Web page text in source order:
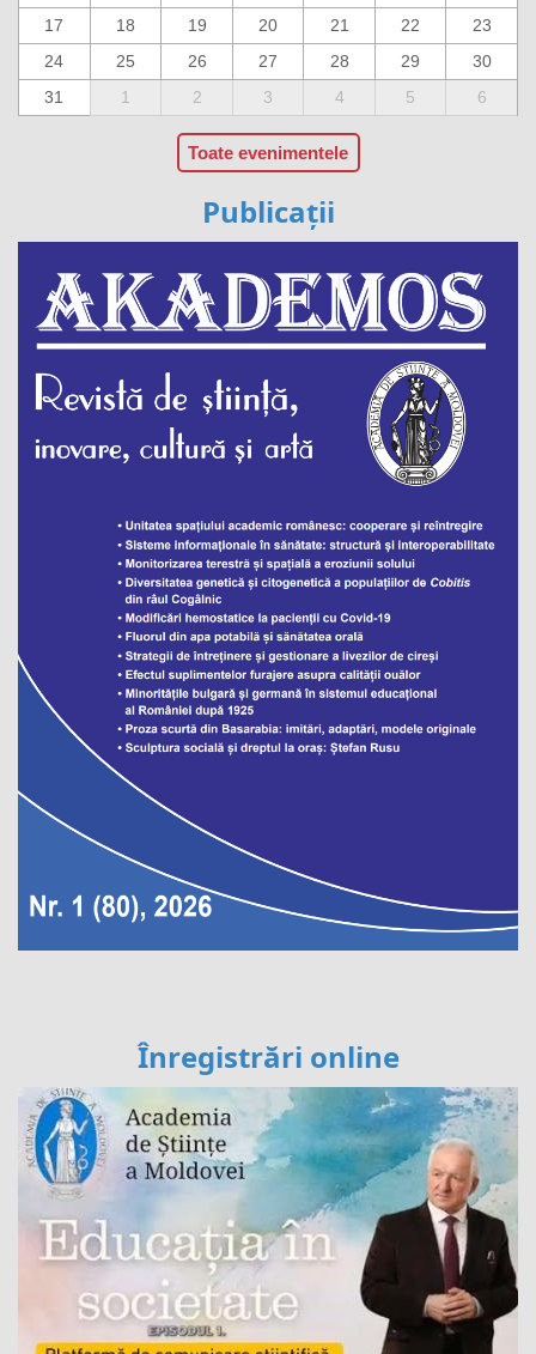
17
18 19 20 21 22
23
24
25 26 27 28 29
30
31
1 2 3 4 5 6
Toate evenimentele
Publicații
Înregistrări online